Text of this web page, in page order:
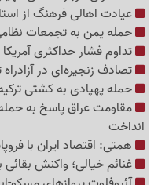
عیادت اهالی فرهنگ از
حمله یمن به تجمعات
تداوم فشار حداکثری آمریکا
تصادف زنجیره‌ای در
حمله پهپادی به کشتی
مقاومت عراق پاسخ به
انداخت
همتی: اقتصاد ایران با
غنائم خیالی؛ واکنش